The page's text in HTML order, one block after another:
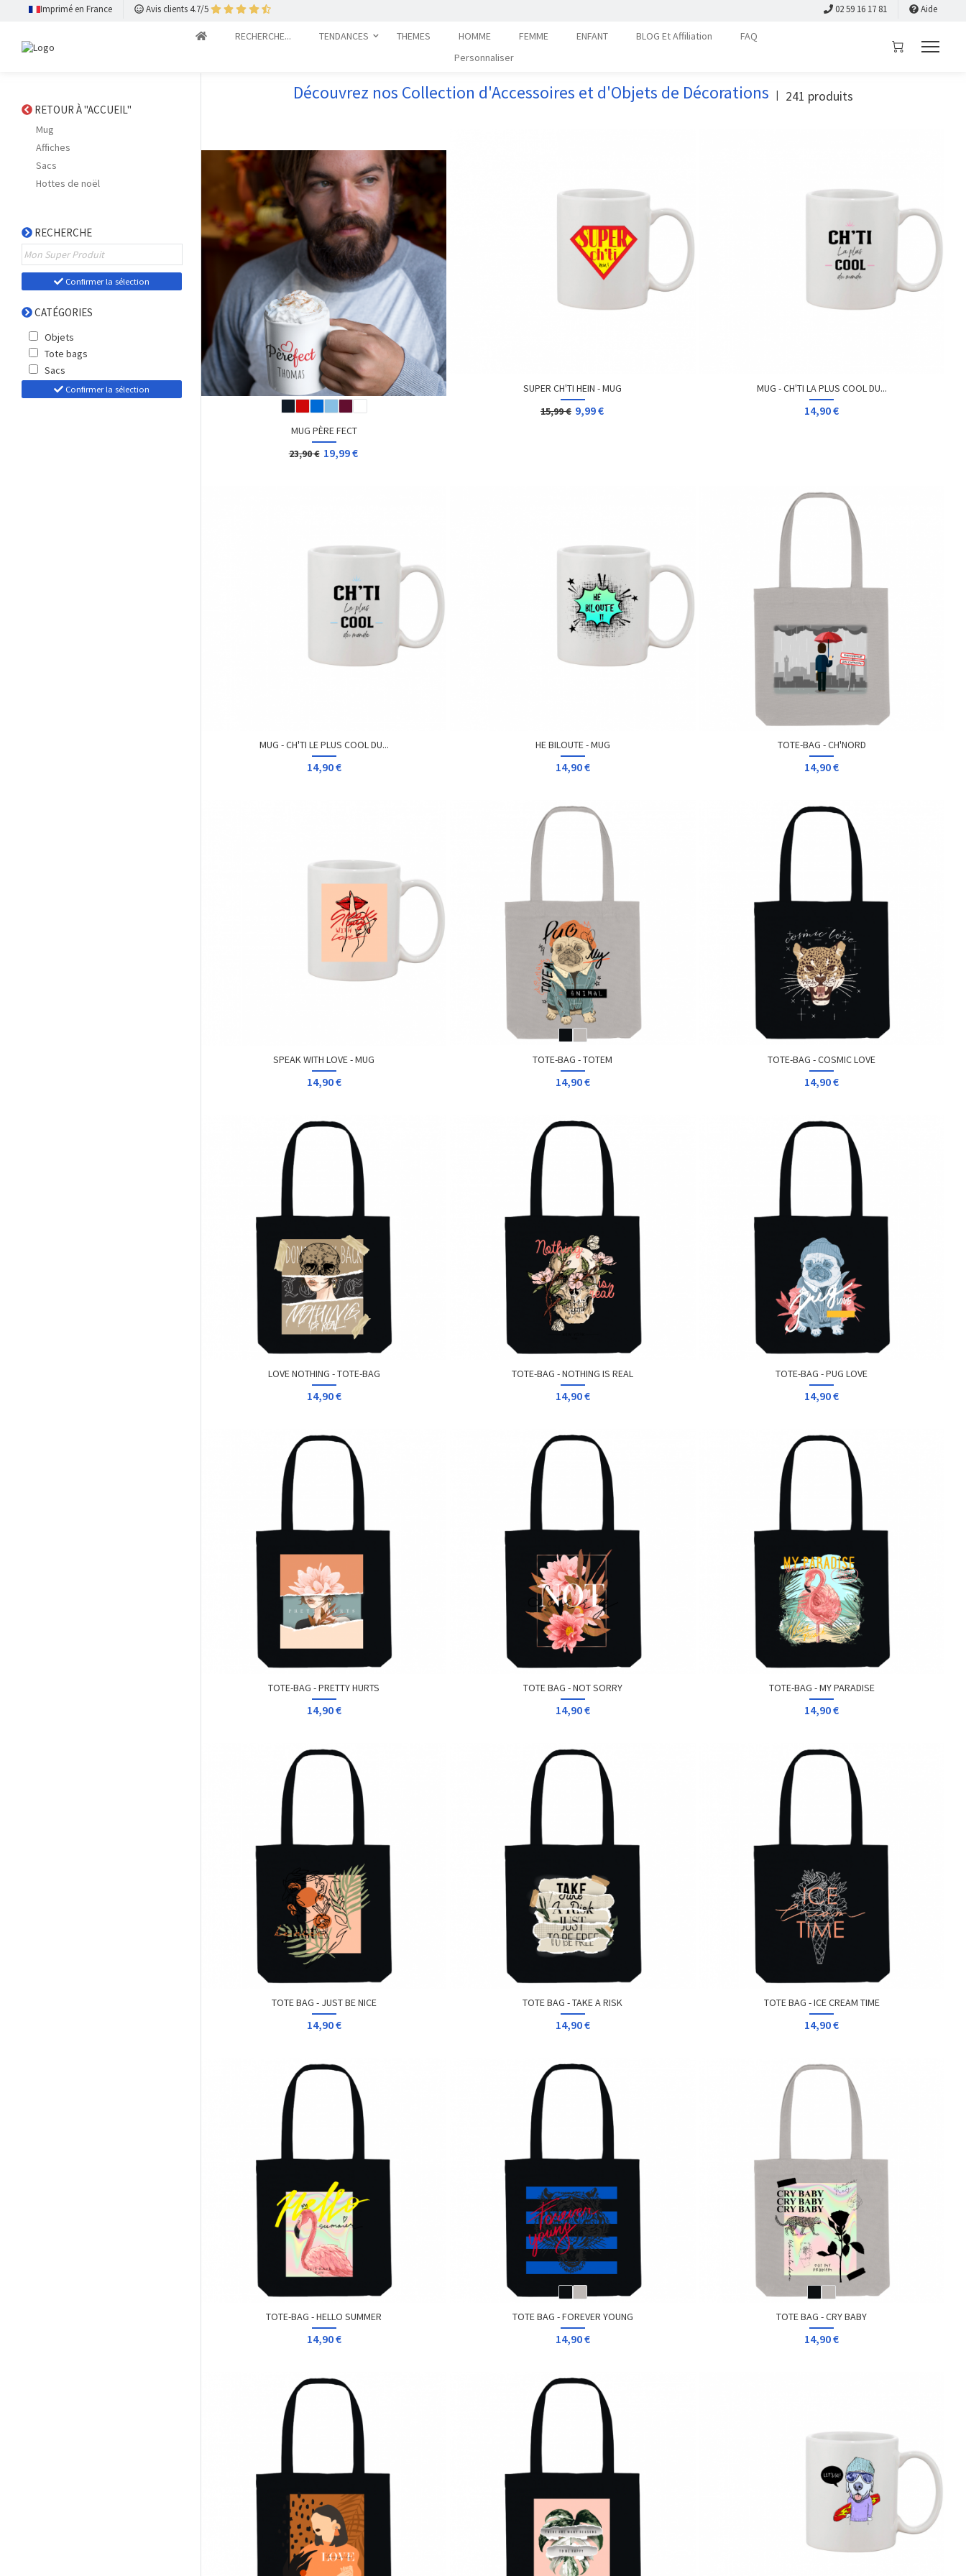
Imprimé en France Avis clients 4.7/5 02 59 16 17 81 Aide
RECHERCHE... TENDANCES THEMES HOMME FEMME ENFANT BLOG Et Affiliation
FAQ
Personnaliser
RETOUR À "ACCUEIL"
Mug
Affiches
Sacs
Hottes de noël
RECHERCHE
Confirmer la sélection
CATÉGORIES
Objets
Tote bags
Sacs
Confirmer la sélection
Découvrez nos Collection d'Accessoires et d'Objets de Décorations | 241 produits
MUG PÈRE FECT
23,90 € 19,99 €
SUPER CH'TI HEIN - MUG
15,99 € 9,99 €
MUG - CH'TI LA PLUS COOL DU...
14,90 €
MUG - CH'TI LE PLUS COOL DU...
14,90 €
HE BILOUTE - MUG
14,90 €
TOTE-BAG - CH'NORD
14,90 €
SPEAK WITH LOVE - MUG
14,90 €
TOTE-BAG - TOTEM
14,90 €
TOTE-BAG - COSMIC LOVE
14,90 €
LOVE NOTHING - TOTE-BAG
14,90 €
TOTE-BAG - NOTHING IS REAL
14,90 €
TOTE-BAG - PUG LOVE
14,90 €
TOTE-BAG - PRETTY HURTS
14,90 €
TOTE BAG - NOT SORRY
14,90 €
TOTE-BAG - MY PARADISE
14,90 €
TOTE BAG - JUST BE NICE
14,90 €
TOTE BAG - TAKE A RISK
14,90 €
TOTE BAG - ICE CREAM TIME
14,90 €
TOTE-BAG - HELLO SUMMER
14,90 €
TOTE BAG - FOREVER YOUNG
14,90 €
TOTE BAG - CRY BABY
14,90 €